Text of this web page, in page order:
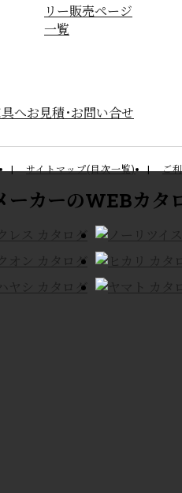
サイトマップ(目次一覧) ご